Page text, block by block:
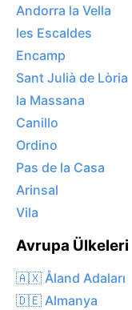
Andorra la Vella
les Escaldes
Encamp
Sant Julià de Lòria
la Massana
Canillo
Ordino
Pas de la Casa
Arinsal
Vila
Avrupa Ülkeleri
🇦🇽 Åland Adaları
🇩🇪 Almanya